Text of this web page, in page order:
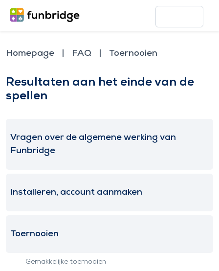
Homepage FAQ Toernooien
Resultaten aan het einde van de
spellen
Vragen over de algemene werking van
Funbridge
Installeren, account aanmaken
Toernooien
Gemakkelijke toernooien